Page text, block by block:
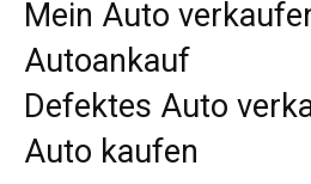
Mein Auto
Autoankauf
Defektes Auto
Auto kaufen